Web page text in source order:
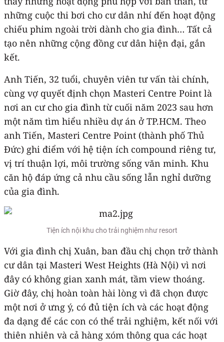
những cuộc thi bơi cho cư dân nhí đến hoạt động
chiếu phim ngoài trời dành cho gia đình… Tất cả
tạo nên những cộng đồng cư dân hiện đại, gắn
kết.
Anh Tiến, 32 tuổi, chuyên viên tư vấn tài chính,
cùng vợ quyết định chọn Masteri Centre Point là
nơi an cư cho gia đình từ cuối năm 2023 sau hơn
một năm tìm hiểu nhiều dự án ở TP.HCM. Theo
anh Tiến, Masteri Centre Point (thành phố Thủ
Đức) ghi điểm với hệ tiện ích compound riêng tư,
vị trí thuận lợi, môi trường sống văn minh. Khu
căn hộ đáp ứng cả nhu cầu sống lẫn nghỉ dưỡng
của gia đình.
Tiện ích nội khu cho trải nghiệm như resort
Với gia đình chị Xuân, ban đầu chị chọn trở thành
cư dân tại Masteri West Heights (Hà Nội) vì nơi
đây có không gian xanh mát, tầm view thoáng.
Giờ đây, chị hoàn toàn hài lòng vì đã chọn được
một nơi ở ưng ý, có đủ tiện ích và các hoạt động
đa dạng để các con có thể trải nghiệm, kết nối với
thiên nhiên và cả hàng xóm thông qua các hoạt